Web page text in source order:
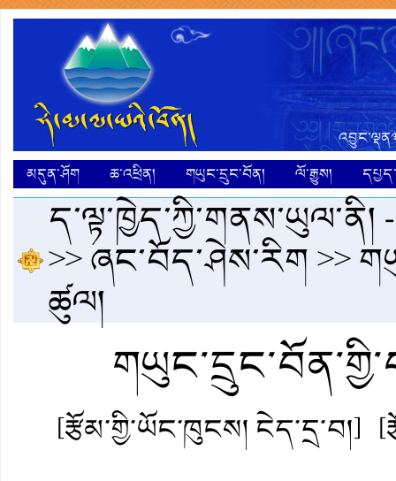
མདུན་ཤོག
ཆ་འཕྲིན། གཡུང་དྲུང་བོན། ལོ་རྒྱུས།
ད་ལྟ་ཁྱེད་ཀྱི་གནས་ཡུལ་ནི།
>>ཞང་བོད་ཤེས་རིག>>
ཚུལ།
[རྩོམ་གྱི་ཡོང་ཁུངས། ངེད་དྲ་བ།]